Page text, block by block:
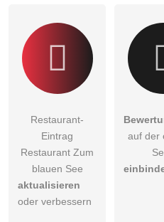
Restaurant-
Eintrag
Restaurant Zum
blauen See
aktualisieren
oder verbessern
auf der